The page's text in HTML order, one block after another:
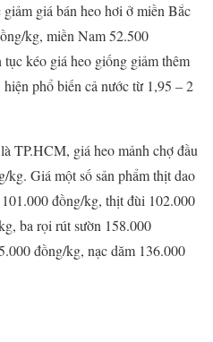
giá bán heo hơi ở miền Bắc
kg, miền Nam 52.500
kéo giá heo giống giảm thêm
phổ biến cả nước từ 1,95 – 2
TP.HCM, giá heo mảnh chợ đầu
Giá một số sản phẩm thịt dao
đồng/kg, thịt đùi 102.000
ba rọi rút sườn 158.000
đồng/kg, nạc dăm 136.000